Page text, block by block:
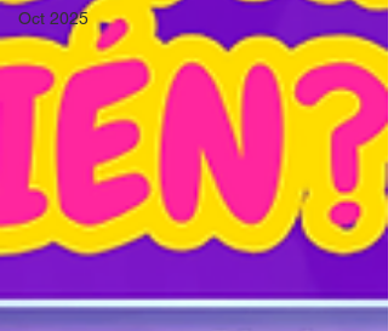
Oct 2025